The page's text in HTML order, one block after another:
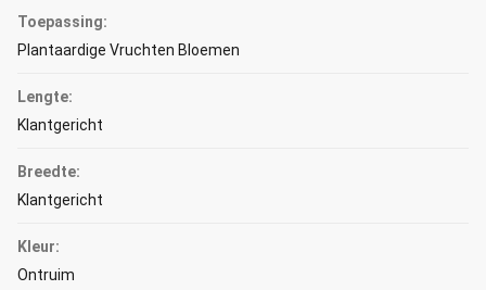
Toepassing:
Plantaardige Vruchten Bloemen
Lengte:
Klantgericht
Breedte:
Klantgericht
Kleur:
Ontruim